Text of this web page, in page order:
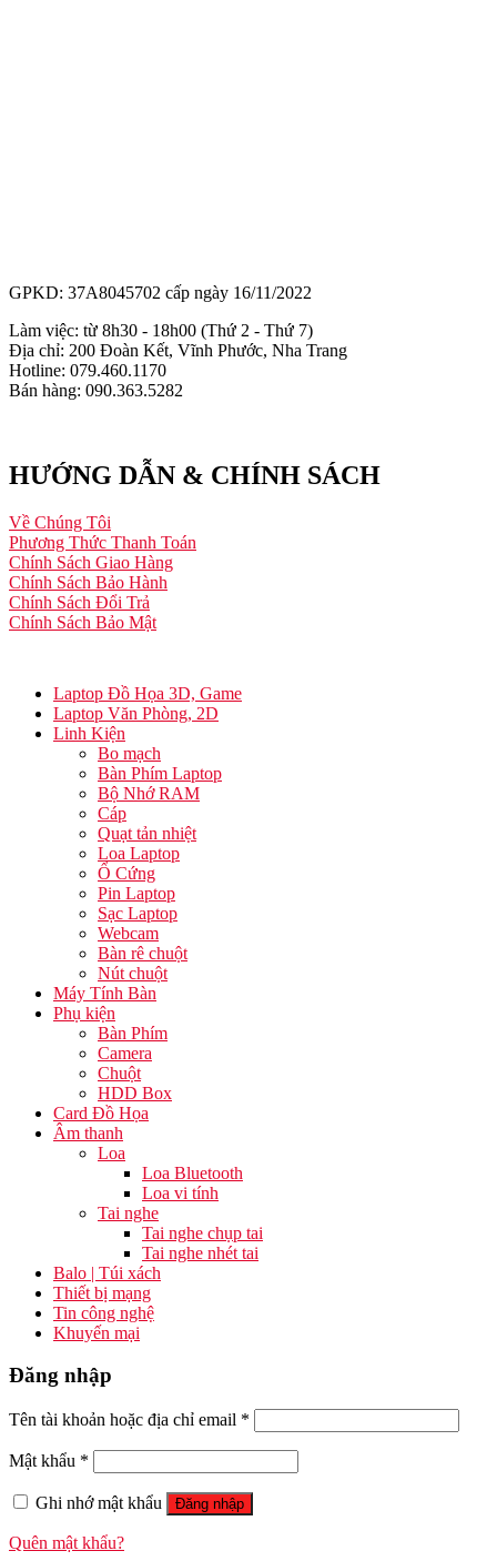
GPKD: 37A8045702 cấp ngày 16/11/2022
Làm việc: từ 8h30 - 18h00 (Thứ 2 - Thứ 7)
Địa chỉ: 200 Đoàn Kết, Vĩnh Phước, Nha Trang
Hotline: 079.460.1170
Bán hàng: 090.363.5282
HƯỚNG DẪN & CHÍNH SÁCH
Về Chúng Tôi
Phương Thức Thanh Toán
Chính Sách Giao Hàng
Chính Sách Bảo Hành
Chính Sách Đổi Trả
Chính Sách Bảo Mật
Laptop Đồ Họa 3D, Game
Laptop Văn Phòng, 2D
Linh Kiện
Bo mạch
Bàn Phím Laptop
Bộ Nhớ RAM
Cáp
Quạt tản nhiệt
Loa Laptop
Ổ Cứng
Pin Laptop
Sạc Laptop
Webcam
Bàn rê chuột
Nút chuột
Máy Tính Bàn
Phụ kiện
Bàn Phím
Camera
Chuột
HDD Box
Card Đồ Họa
Âm thanh
Loa
Loa Bluetooth
Loa vi tính
Tai nghe
Tai nghe chụp tai
Tai nghe nhét tai
Balo | Túi xách
Thiết bị mạng
Tin công nghệ
Khuyến mại
Đăng nhập
Tên tài khoản hoặc địa chỉ email *
Mật khẩu *
Ghi nhớ mật khẩu Đăng nhập
Quên mật khẩu?